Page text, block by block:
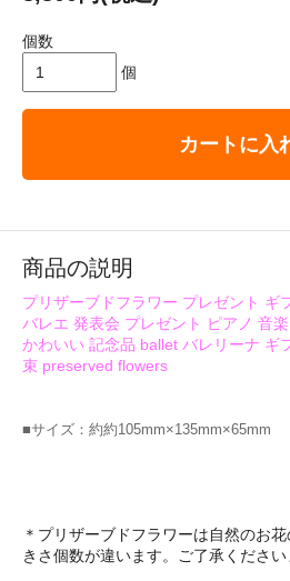
個数
個
カートに入
商品の説明
プリザーブドフラワー プレゼント ギ
バレエ 発表会 プレゼント ピアノ 音
かわいい 記念品 ballet バレリーナ ギ
束 preserved flowers
■サイズ：約約105mm×135mm×65mm
＊プリザーブドフラワーは自然のお
きさ個数が違います。ご了承ください